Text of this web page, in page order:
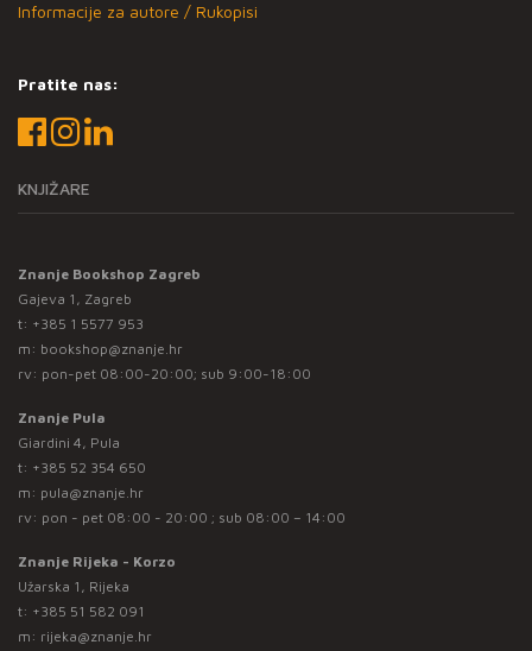
Informacije za autore / Rukopisi
Pratite nas:
KNJIŽARE
Znanje Bookshop Zagreb
Gajeva 1, Zagreb
t: +385 1 5577 953
m: bookshop@znanje.hr
rv: pon-pet 08:00-20:00; sub 9:00-18:00
Znanje Pula
Giardini 4, Pula
t: +385 52 354 650
m: pula@znanje.hr
rv: pon - pet 08:00 - 20:00 ; sub 08:00 – 14:00
Znanje Rijeka - Korzo
Užarska 1, Rijeka
t: +385 51 582 091
m: rijeka@znanje.hr